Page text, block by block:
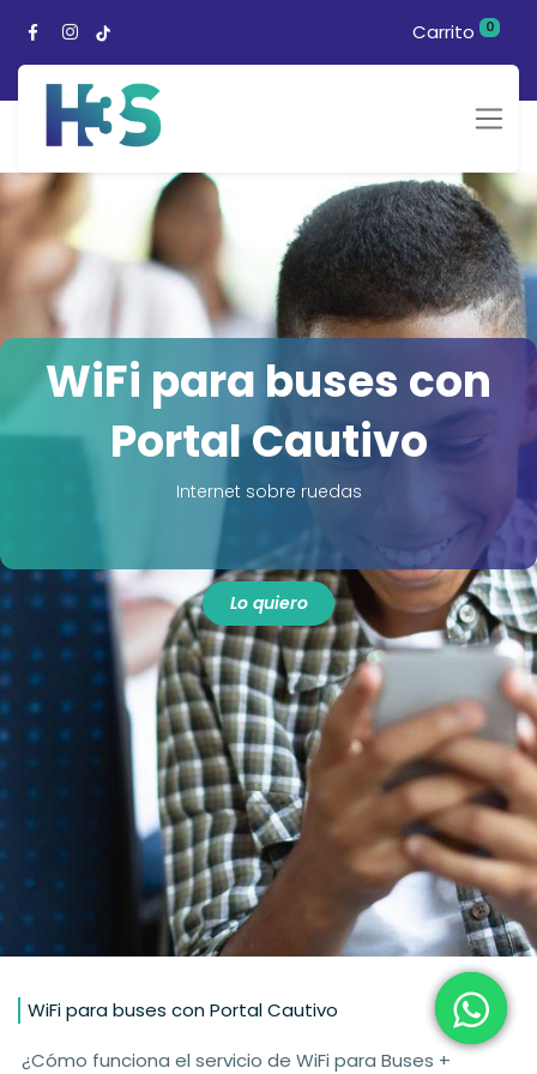
Carrito 0
WiFi para buses con
Portal Cautivo
Internet sobre ruedas
Lo quiero
WiFi para buses con Portal Cautivo
¿Cómo funciona el servicio de WiFi para Buses +